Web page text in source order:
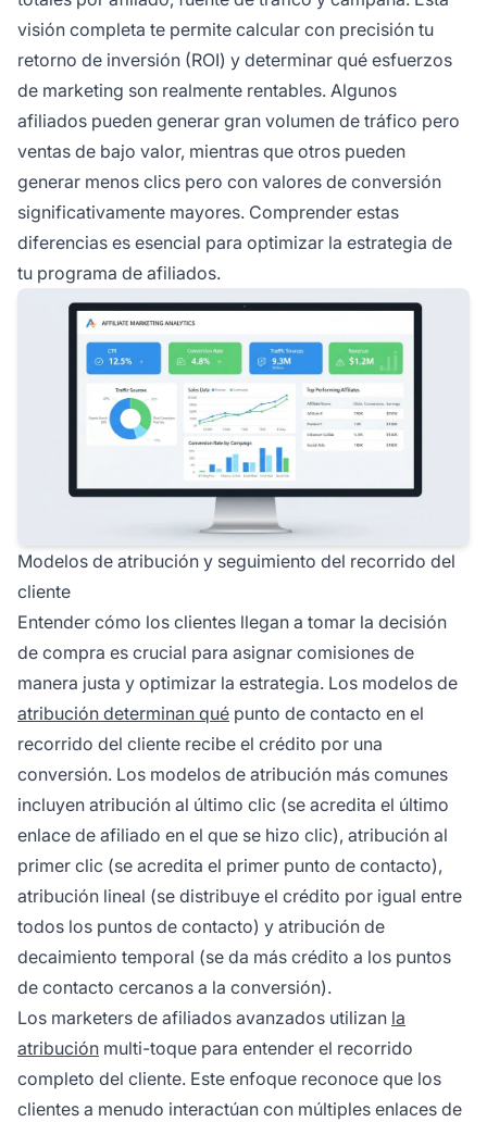
visión completa te permite calcular con precisión tu
retorno de inversión (ROI) y determinar qué esfuerzos
de marketing son realmente rentables. Algunos
afiliados pueden generar gran volumen de tráfico pero
ventas de bajo valor, mientras que otros pueden
generar menos clics pero con valores de conversión
significativamente mayores. Comprender estas
diferencias es esencial para optimizar la estrategia de
tu programa de afiliados.
Modelos de atribución y seguimiento del recorrido del
cliente
Entender cómo los clientes llegan a tomar la decisión
de compra es crucial para asignar comisiones de
manera justa y optimizar la estrategia. Los modelos de
atribución determinan qué punto de contacto en el
recorrido del cliente recibe el crédito por una
conversión. Los modelos de atribución más comunes
incluyen atribución al último clic (se acredita el último
enlace de afiliado en el que se hizo clic), atribución al
primer clic (se acredita el primer punto de contacto),
atribución lineal (se distribuye el crédito por igual entre
todos los puntos de contacto) y atribución de
decaimiento temporal (se da más crédito a los puntos
de contacto cercanos a la conversión).
Los marketers de afiliados avanzados utilizan la
atribución multi-toque para entender el recorrido
completo del cliente. Este enfoque reconoce que los
clientes a menudo interactúan con múltiples enlaces de